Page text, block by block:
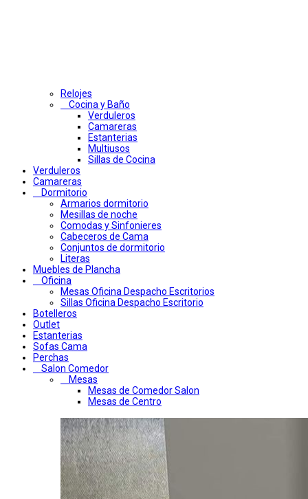
Relojes
Cocina y Baño
Verduleros
Camareras
Estanterias
Multiusos
Sillas de Cocina
Verduleros
Camareras
Dormitorio
Armarios dormitorio
Mesillas de noche
Comodas y Sinfonieres
Cabeceros de Cama
Conjuntos de dormitorio
Literas
Muebles de Plancha
Oficina
Mesas Oficina Despacho Escritorios
Sillas Oficina Despacho Escritorio
Botelleros
Outlet
Estanterias
Sofas Cama
Perchas
Salon Comedor
Mesas
Mesas de Comedor Salon
Mesas de Centro